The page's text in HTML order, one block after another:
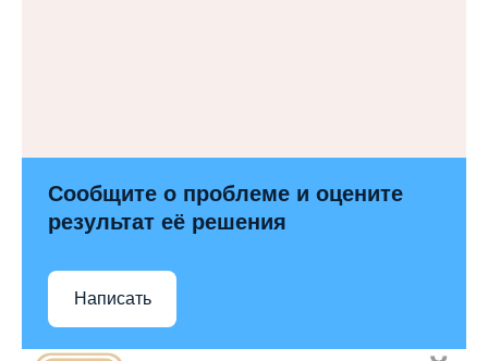
Сообщите о проблеме и оцените
результат её решения
Написать